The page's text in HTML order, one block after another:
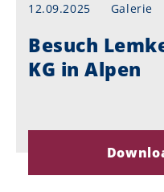
12.09.2025 Galerie
Besuch
KG in Alpen